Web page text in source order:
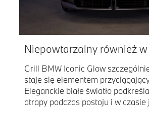
Niepowtarzalny również
Grill BMW Iconic Glow
staje się elementem
Eleganckie białe światło
atrapy podczas postoju i w czasie